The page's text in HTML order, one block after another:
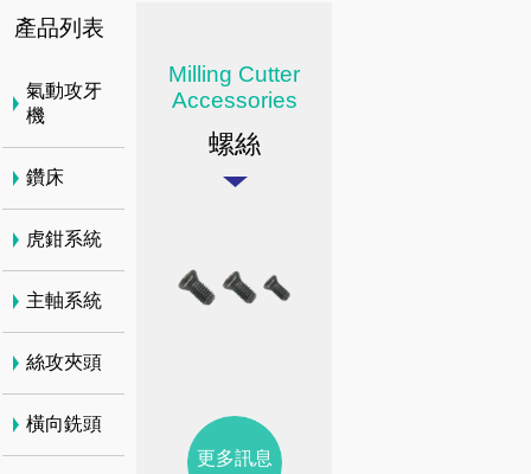
Milling Cutter
Accessories
螺絲
更多訊息
產品列表
氣動攻牙
機
鑽床
虎鉗系統
主軸系統
絲攻夾頭
橫向銑頭